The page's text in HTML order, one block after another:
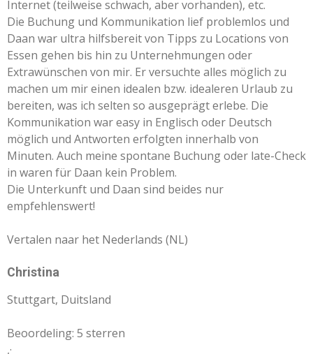
Internet (teilweise schwach, aber vorhanden), etc.
Die Buchung und Kommunikation lief problemlos und
Daan war ultra hilfsbereit von Tipps zu Locations von
Essen gehen bis hin zu Unternehmungen oder
Extrawünschen von mir. Er versuchte alles möglich zu
machen um mir einen idealen bzw. idealeren Urlaub zu
bereiten, was ich selten so ausgeprägt erlebe. Die
Kommunikation war easy in Englisch oder Deutsch
möglich und Antworten erfolgten innerhalb von
Minuten. Auch meine spontane Buchung oder late-Check
in waren für Daan kein Problem.
Die Unterkunft und Daan sind beides nur
empfehlenswert!
Vertalen naar het Nederlands (NL)
Christina
Stuttgart, Duitsland
Beoordeling: 5 sterren
,·